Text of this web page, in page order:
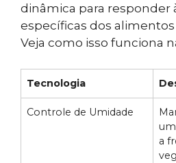
dinâmica para responder
específicas dos
Veja como isso funciona
Tecnologia
Controle de Umidade
a